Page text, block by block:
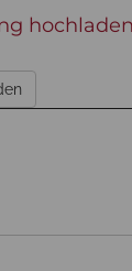
hochladen